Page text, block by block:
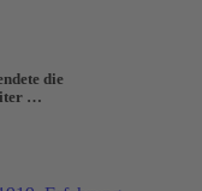
die
…